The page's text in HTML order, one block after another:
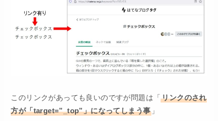
このリンクがあっても良いのですが問題は「リンクのされ
方が「target=”_top”」になってしまう事 」